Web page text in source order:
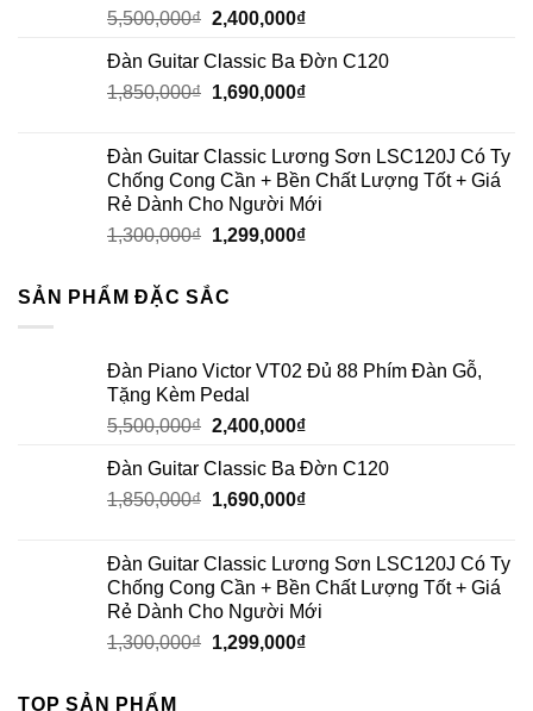
5,500,000₫ 2,400,000₫
Đàn Guitar Classic Ba Đờn C120
1,850,000₫ 1,690,000₫
Đàn Guitar Classic Lương Sơn LSC120J Có Ty
Chống Cong Cần + Bền Chất Lượng Tốt + Giá
Rẻ Dành Cho Người Mới
1,300,000₫ 1,299,000₫
SẢN PHẨM ĐẶC SẮC
Đàn Piano Victor VT02 Đủ 88 Phím Đàn Gỗ,
Tặng Kèm Pedal
5,500,000₫ 2,400,000₫
Đàn Guitar Classic Ba Đờn C120
1,850,000₫ 1,690,000₫
Đàn Guitar Classic Lương Sơn LSC120J Có Ty
Chống Cong Cần + Bền Chất Lượng Tốt + Giá
Rẻ Dành Cho Người Mới
1,300,000₫ 1,299,000₫
TOP SẢN PHẨM